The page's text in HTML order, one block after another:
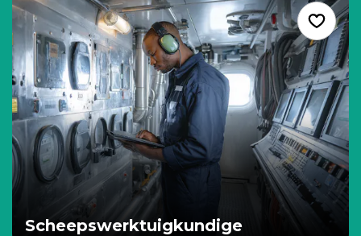
Scheepswerktuigkundige